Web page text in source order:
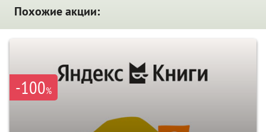
Похожие акции:
-100%